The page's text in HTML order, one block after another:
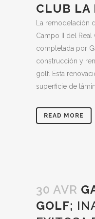
CLUB LA
La remodelación
Campo II del Real
completada por
construcción y
golf. Esta
superficie de
READ MORE
30 AVR
GOLF;